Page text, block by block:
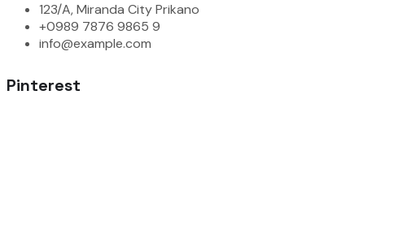
123/A, Miranda City Prikano
+0989 7876 9865 9
info@example.com
Pinterest